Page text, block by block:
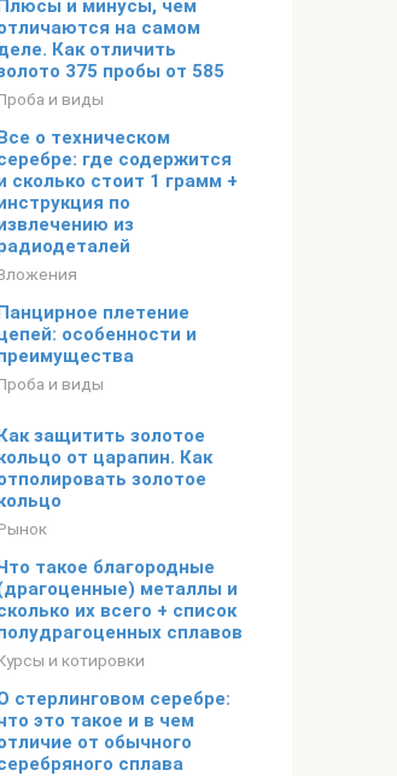
и минусы, чем
на самом
Как отличить
375 пробы от 585
и виды
о техническом
где содержится
сколько стоит 1 грамм +
по
из
плетение
особенности и
и виды
защитить золотое
от царапин. Как
золотое
такое благородные
металлы и
их всего + список
сплавов
и котировки
стерлинговом серебре:
это такое и в чем
от обычного
сплава